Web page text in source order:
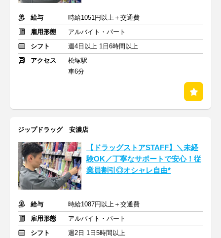
給与
時給1051円以上＋交通費
雇用形態
アルバイト・パート
シフト
週4日以上 1日6時間以上
アクセス
松塚駅
車6分
ジップドラッグ 安濃店
【ドラッグストアSTAFF】＼未経
験OK／丁寧なサポートで安心！従
業員割引◎オシャレ自由*
給与
時給1087円以上＋交通費
雇用形態
アルバイト・パート
シフト
週2日 1日5時間以上